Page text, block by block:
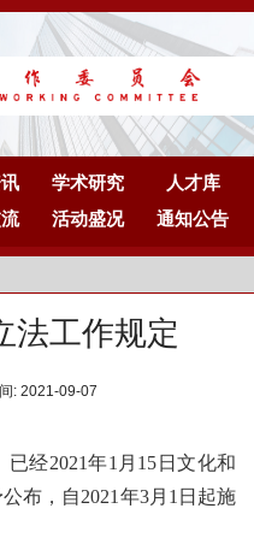
学术研究
人才库
活动盛况 通知公告
法工作规定
: 2021-09-07
已经2021年1月15日文化和
布，自2021年3月1日起施